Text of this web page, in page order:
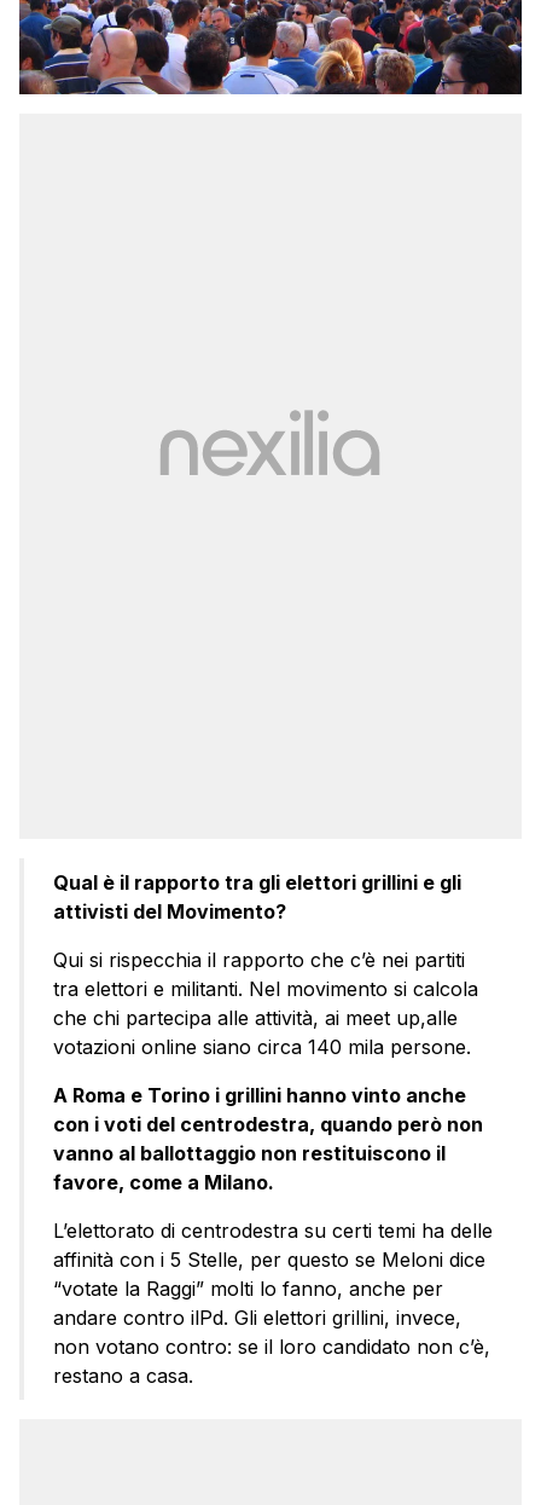
Qual è il rapporto tra gli elettori grillini e gli
attivisti del Movimento?
Qui si rispecchia il rapporto che c’è nei partiti
tra elettori e militanti. Nel movimento si calcola
che chi partecipa alle attività, ai meet up,alle
votazioni online siano circa 140 mila persone.
A Roma e Torino i grillini hanno vinto anche
con i voti del centrodestra, quando però non
vanno al ballottaggio non restituiscono il
favore, come a Milano.
L’elettorato di centrodestra su certi temi ha delle
affinità con i 5 Stelle, per questo se Meloni dice
“votate la Raggi” molti lo fanno, anche per
andare contro ilPd. Gli elettori grillini, invece,
non votano contro: se il loro candidato non c’è,
restano a casa.